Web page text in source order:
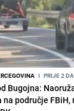
I PRIJE 2
Bugojna:
na područje FBiH,